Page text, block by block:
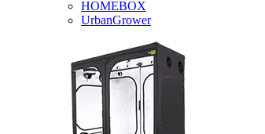
HOMEBOX
UrbanGrower